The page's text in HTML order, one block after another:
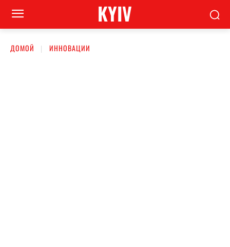
KYIV
ДОМОЙ ИННОВАЦИИ